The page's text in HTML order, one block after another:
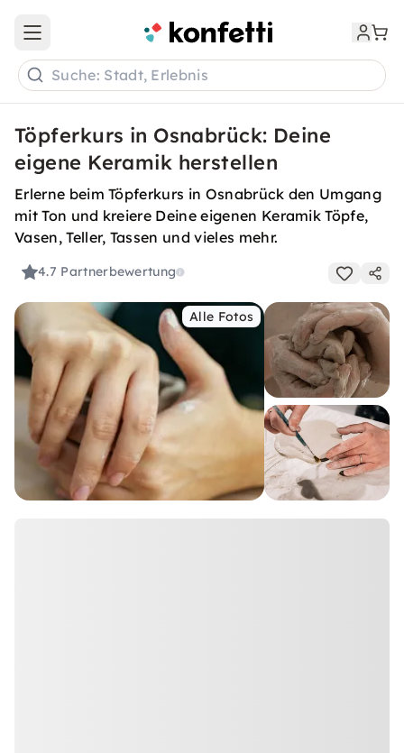
Open main menu
Suche: Stadt, Erlebnis
Töpferkurs in Osnabrück: Deine
eigene Keramik herstellen
Erlerne beim Töpferkurs in Osnabrück den Umgang
mit Ton und kreiere Deine eigenen Keramik Töpfe,
Vasen, Teller, Tassen und vieles mehr.
4.7 Partnerbewertung
Alle Fotos